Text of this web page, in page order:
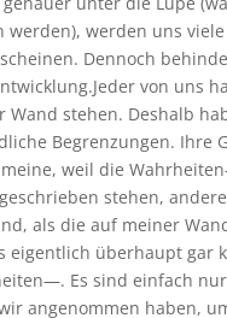
werden), werden uns
Dennoch
von uns
Wand stehen. Deshalb
Begrenzungen. Ihre
weil die
stehen, andere
als die auf meiner
eigentlich überhaupt gar
Es sind einfach nur
angenommen haben,